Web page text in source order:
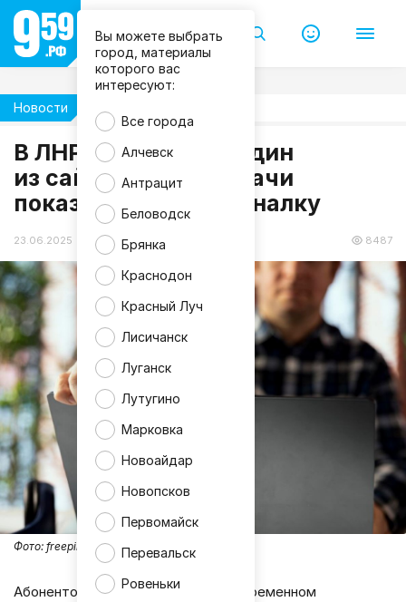
Вы можете выбрать
город, материалы
которого вас
интересуют:
Все города
Алчевск
Антрацит
Беловодск
Брянка
Краснодон
Красный Луч
Лисичанск
Луганск
Лутугино
Марковка
Новоайдар
Новопсков
Первомайск
Перевальск
Ровеньки
Новости
В ЛНР не работает один
из сайтов для передачи
показаний за коммуналку
23.06.2025 19:31 8487
Фото: freepik
Абонентов в ЛНР предупредили о временном